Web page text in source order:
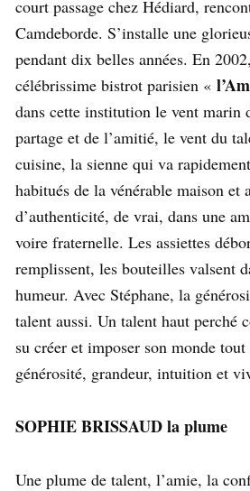
court passage chez Hédiard,
Camdeborde. S’installe une
pendant dix belles années. En
célébrissime bistrot parisien «
dans cette institution le vent marin
partage et de l’amitié, le vent du
cuisine, la sienne qui va
habitués de la vénérable maison et
d’authenticité, de vrai, dans une
voire fraternelle. Les assiettes
remplissent, les bouteilles valsent
humeur. Avec Stéphane, la
talent aussi. Un talent haut perché
su créer et imposer son monde
générosité, grandeur, intuition et
SOPHIE BRISSAUD la plume
Une plume de talent, l’amie, la